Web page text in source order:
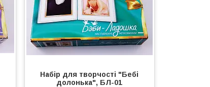
Набір для творчості "Бебі
долонька", БЛ-01